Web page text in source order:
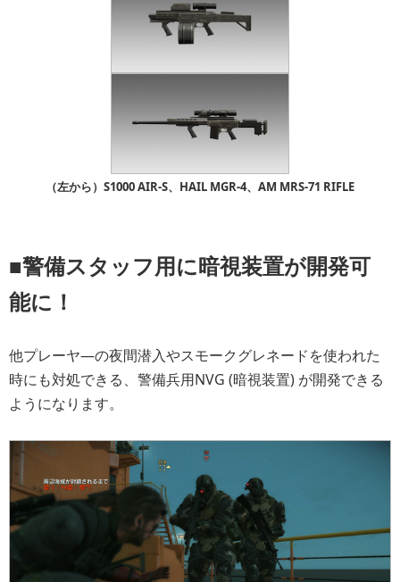
（左から）S1000 AIR-S、HAIL MGR-4、AM MRS-71 RIFLE
■警備スタッフ用に暗視装置が開発可
能に！
他プレーヤ―の夜間潜入やスモークグレネードを使われた
時にも対処できる、警備兵用NVG (暗視装置) が開発できる
ようになります。